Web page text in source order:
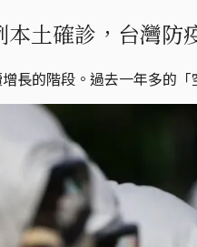
土確診，台灣防
長的階段。過去一年多的